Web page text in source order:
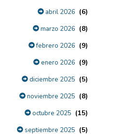
abril 2026 (6)
marzo 2026 (8)
febrero 2026 (9)
enero 2026 (9)
diciembre 2025 (5)
noviembre 2025 (8)
octubre 2025 (15)
septiembre 2025 (5)